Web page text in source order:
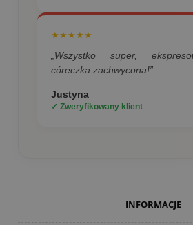
★★★★★
„Wszystko super,
córeczka zachwycona!”
Justyna
✓ Zweryfikowany klient
INFORMACJE